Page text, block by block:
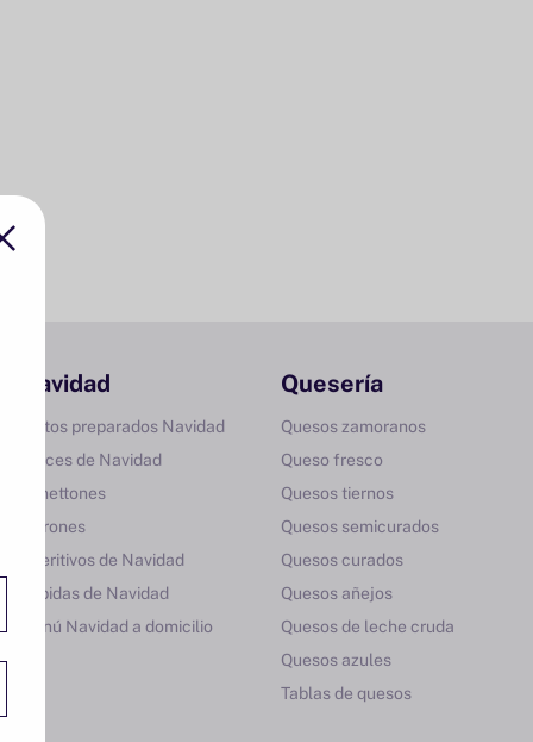
Navidad
Platos preparados Navidad
Dulces de Navidad
Panettones
Turrones
Aperitivos de Navidad
Bebidas de Navidad
Menú Navidad a domicilio
Quesería
Quesos zamoranos
Queso fresco
Quesos tiernos
Quesos semicurados
Quesos curados
Quesos añejos
Quesos de leche cruda
Quesos azules
Tablas de quesos